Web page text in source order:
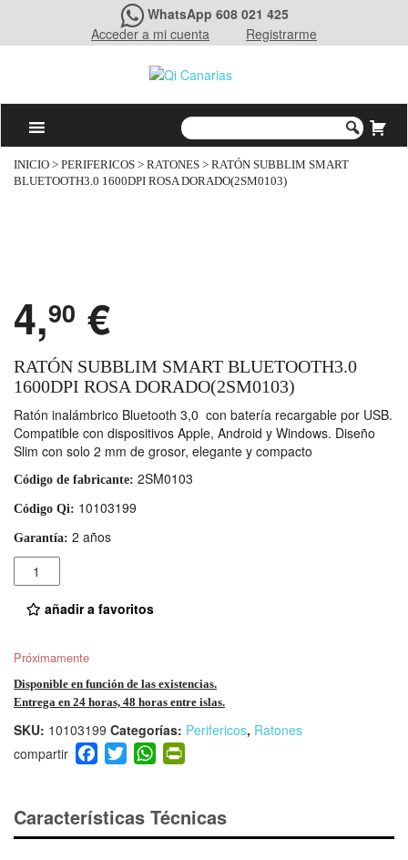
WhatsApp 608 021 425
Acceder a mi cuenta
Registrarme
INICIO > PERIFERICOS > RATONES > RATÓN SUBBLIM SMART
BLUETOOTH3.0 1600DPI ROSA DORADO(2SM0103)
4,90 €
RATÓN SUBBLIM SMART BLUETOOTH3.0
1600DPI ROSA DORADO(2SM0103)
Ratón inalámbrico Bluetooth 3,0 con batería recargable por USB.
Compatible con dispositivos Apple, Android y Windows. Diseño
Slim con solo 2 mm de grosor, elegante y compacto
Código de fabricante: 2SM0103
Código Qi: 10103199
Garantía: 2 años
Cantidad
añadir a favoritos
Próximamente
Disponible en función de las existencias.
Entrega en 24 horas, 48 horas entre islas.
SKU: 10103199 Categorías: Perifericos, Ratones
F
a
e
b
T
wi
er
W
h
s
A
ri
e
Características Técnicas